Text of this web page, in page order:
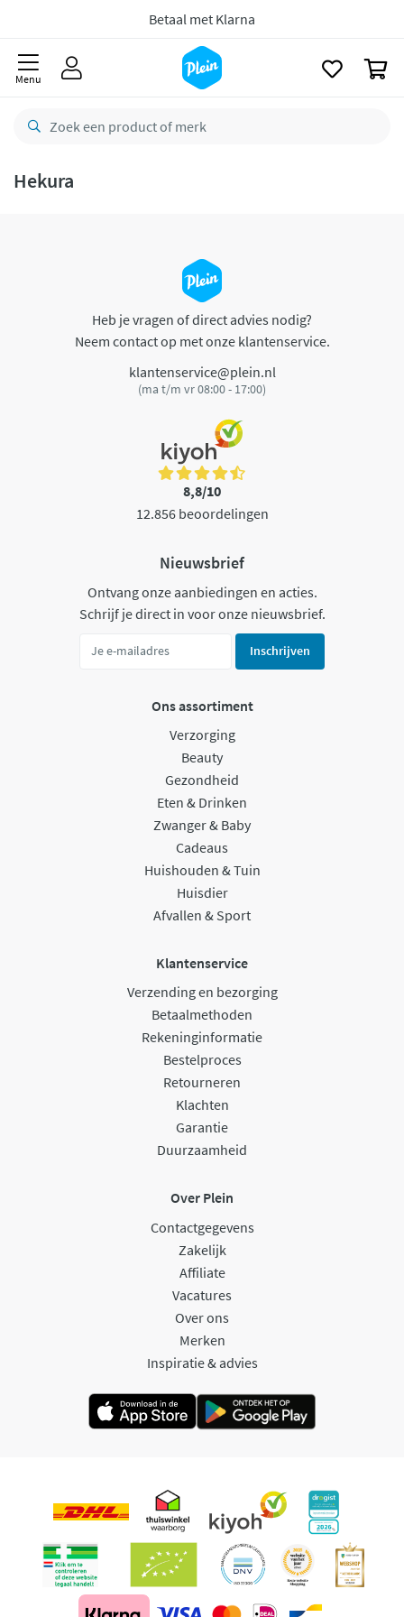
Betaal met Klarna
Menu
Hekura
Heb je vragen of direct advies nodig?
Neem contact op met onze klantenservice.
klantenservice@plein.nl
(ma t/m vr 08:00 - 17:00)
8,8/10
12.856 beoordelingen
Nieuwsbrief
Ontvang onze aanbiedingen en acties.
Schrijf je direct in voor onze nieuwsbrief.
Inschrijven
Ons assortiment
Verzorging
Beauty
Gezondheid
Eten & Drinken
Zwanger & Baby
Cadeaus
Huishouden & Tuin
Huisdier
Afvallen & Sport
Klantenservice
Verzending en bezorging
Betaalmethoden
Rekeninginformatie
Bestelproces
Retourneren
Klachten
Garantie
Duurzaamheid
Over Plein
Contactgegevens
Zakelijk
Affiliate
Vacatures
Over ons
Merken
Inspiratie & advies